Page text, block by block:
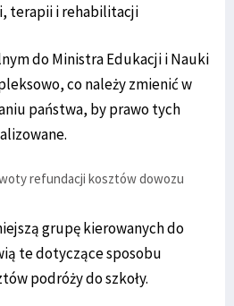
terapii i rehabilitacji
do Ministra Edukacji i Nauki
co należy zmienić w
państwa, by prawo tych
refundacji kosztów dowozu
grupę kierowanych do
te dotyczące sposobu
podróży do szkoły.